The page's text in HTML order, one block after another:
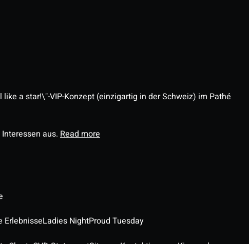
a star!\"-VIP-Konzept (einzigartig in der Schweiz) im Pathé
aus. Read more
ErlebnisseLadies NightProud Tuesday